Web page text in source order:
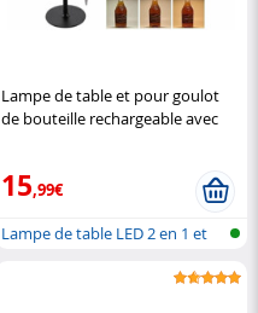
Lampe de table et pour goulot
de bouteille rechargeable avec
15,99€
Lampe de table LED 2 en 1 et